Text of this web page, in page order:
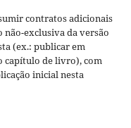
contratos adicionais
exclusiva da versão
(ex.: publicar em
de livro), com
inicial nesta